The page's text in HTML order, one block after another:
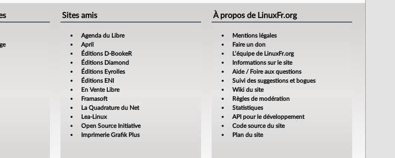
Sites amis
Agenda du Libre
April
Éditions D-BookeR
Éditions Diamond
Éditions Eyrolles
Éditions ENI
En Vente Libre
Framasoft
La Quadrature du Net
Lea-Linux
Open Source Initiative
Imprimerie Grafik Plus
À propos de LinuxFr.org
Mentions légales
Faire un don
L’équipe de LinuxFr.org
Informations sur le site
Aide / Foire aux questions
Suivi des suggestions et bogues
Wiki du site
Règles de modération
Statistiques
API pour le développement
Code source du site
Plan du site